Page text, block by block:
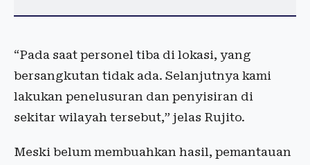
“Pada saat personel tiba di lokasi, yang
bersangkutan tidak ada. Selanjutnya kami
lakukan penelusuran dan penyisiran di
sekitar wilayah tersebut,” jelas Rujito.
Meski belum membuahkan hasil, pemantauan